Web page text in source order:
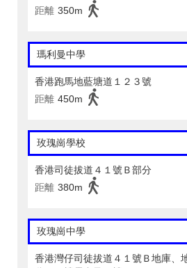
距離 350m
瑪利曼中學
香港跑馬地藍塘道１２３號
距離 450m
玫瑰崗學校
香港司徒拔道４１號Ｂ部分
距離 380m
玫瑰崗中學
香港灣仔司徒拔道４１號Ｂ地庫、